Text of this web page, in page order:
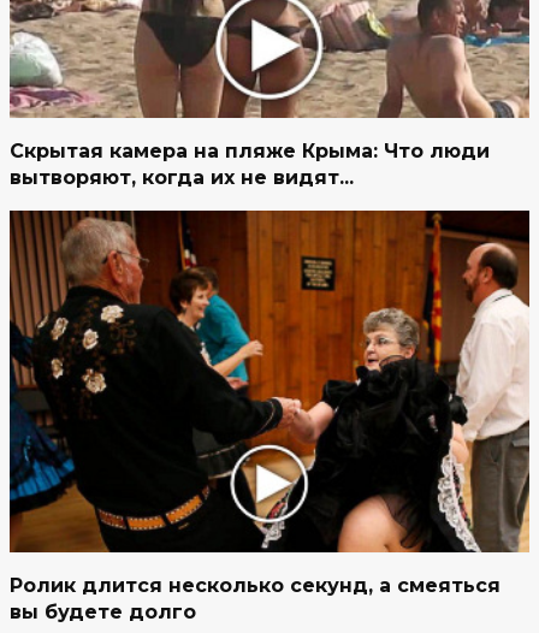
Скрытая камера на пляже Крыма: Что люди
вытворяют, когда их не видят...
Ролик длится несколько секунд, а смеяться
вы будете долго